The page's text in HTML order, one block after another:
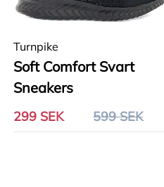
Turnpike
Soft Comfort Svart
Sneakers
299 SEK 599 SEK